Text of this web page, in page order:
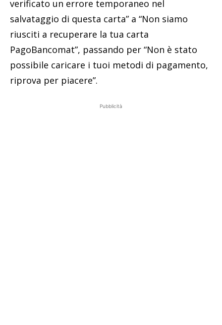
verificato un errore temporaneo nel
salvataggio di questa carta” a “Non siamo
riusciti a recuperare la tua carta
PagoBancomat”, passando per “Non è stato
possibile caricare i tuoi metodi di pagamento,
riprova per piacere”.
Pubblicità